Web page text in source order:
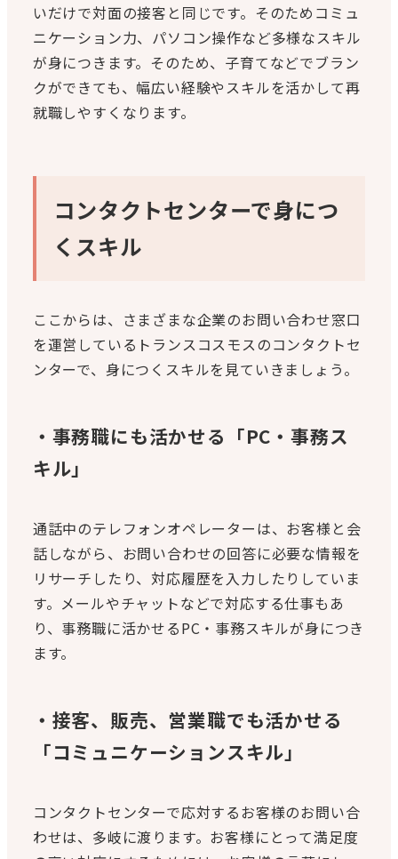
いだけで対面の接客と同じです。そのためコミュ
ニケーション力、パソコン操作など多様なスキル
が身につきます。そのため、子育てなどでブラン
クができても、幅広い経験やスキルを活かして再
就職しやすくなります。
コンタクトセンターで身につ
くスキル
ここからは、さまざまな企業のお問い合わせ窓口
を運営しているトランスコスモスのコンタクトセ
ンターで、身につくスキルを見ていきましょう。
・事務職にも活かせる「PC・事務ス
キル」
通話中のテレフォンオペレーターは、お客様と会
話しながら、お問い合わせの回答に必要な情報を
リサーチしたり、対応履歴を入力したりしていま
す。メールやチャットなどで対応する仕事もあ
り、事務職に活かせるPC・事務スキルが身につき
ます。
・接客、販売、営業職でも活かせる
「コミュニケーションスキル」
コンタクトセンターで応対するお客様のお問い合
わせは、多岐に渡ります。お客様にとって満足度